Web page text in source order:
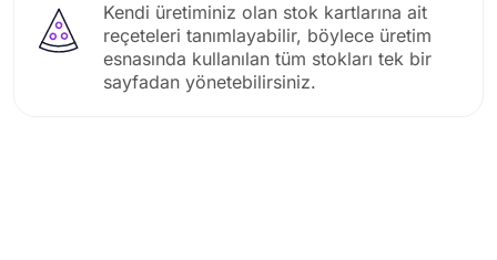
Kendi üretiminiz olan stok kartlarına ait
reçeteleri tanımlayabilir, böylece üretim
esnasında kullanılan tüm stokları tek bir
sayfadan yönetebilirsiniz.